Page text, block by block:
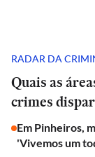
RADAR DA
Quais as
crimes
Em Pinheiros,
'Vivemos um